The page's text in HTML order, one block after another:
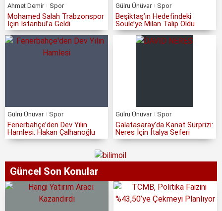
Ahmet Demir Spor
Mohamed Salah Trabzonspor
İçin İstanbul’a Geldi
Gülru Ünüvar Spor
Beşiktaş’ın Hedefindeki
Soule’ye Milan Talip Oldu
Gülru Ünüvar Spor
Fenerbahçe’den Dev Yılın
Hamlesi: Hakan Çalhanoğlu
Gülru Ünüvar Spor
Galatasaray’da Kanat Sürprizi:
Neres İçin İtalya Seferi
Güncel Son Konular